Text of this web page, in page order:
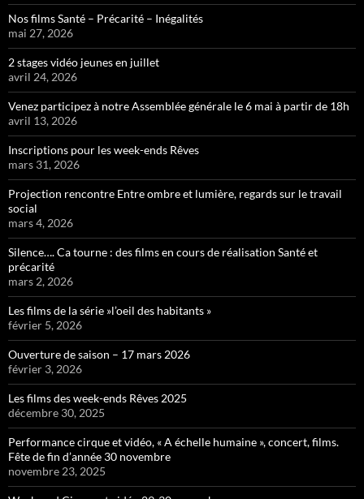
Nos films Santé – Précarité – Inégalités
mai 27, 2026
2 stages vidéo jeunes en juillet
avril 24, 2026
Venez participez à notre Assemblée générale le 6 mai à partir de 18h
avril 13, 2026
Inscriptions pour les week-ends Rêves
mars 31, 2026
Projection rencontre Entre ombre et lumière, regards sur le travail
social
mars 4, 2026
Silence…. Ca tourne : des films en cours de réalisation Santé et
précarité
mars 2, 2026
Les films de la série »l’oeil des habitants »
février 5, 2026
Ouverture de saison – 17 mars 2026
février 3, 2026
Les films des week-ends Rêves 2025
décembre 30, 2025
Performance cirque et vidéo, « A échelle humaine », concert, films.
Fête de fin d’année 30 novembre
novembre 23, 2025